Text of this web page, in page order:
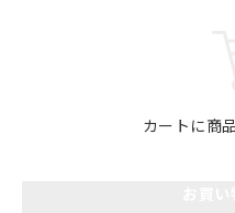
カートに商